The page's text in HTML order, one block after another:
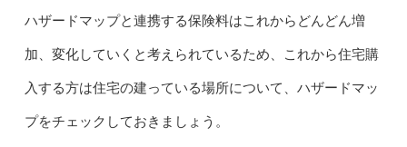
ハザードマップと連携する保険料はこれからどんどん増
加、変化していくと考えられているため、これから住宅購
入する方は住宅の建っている場所について、ハザードマッ
プをチェックしておきましょう。